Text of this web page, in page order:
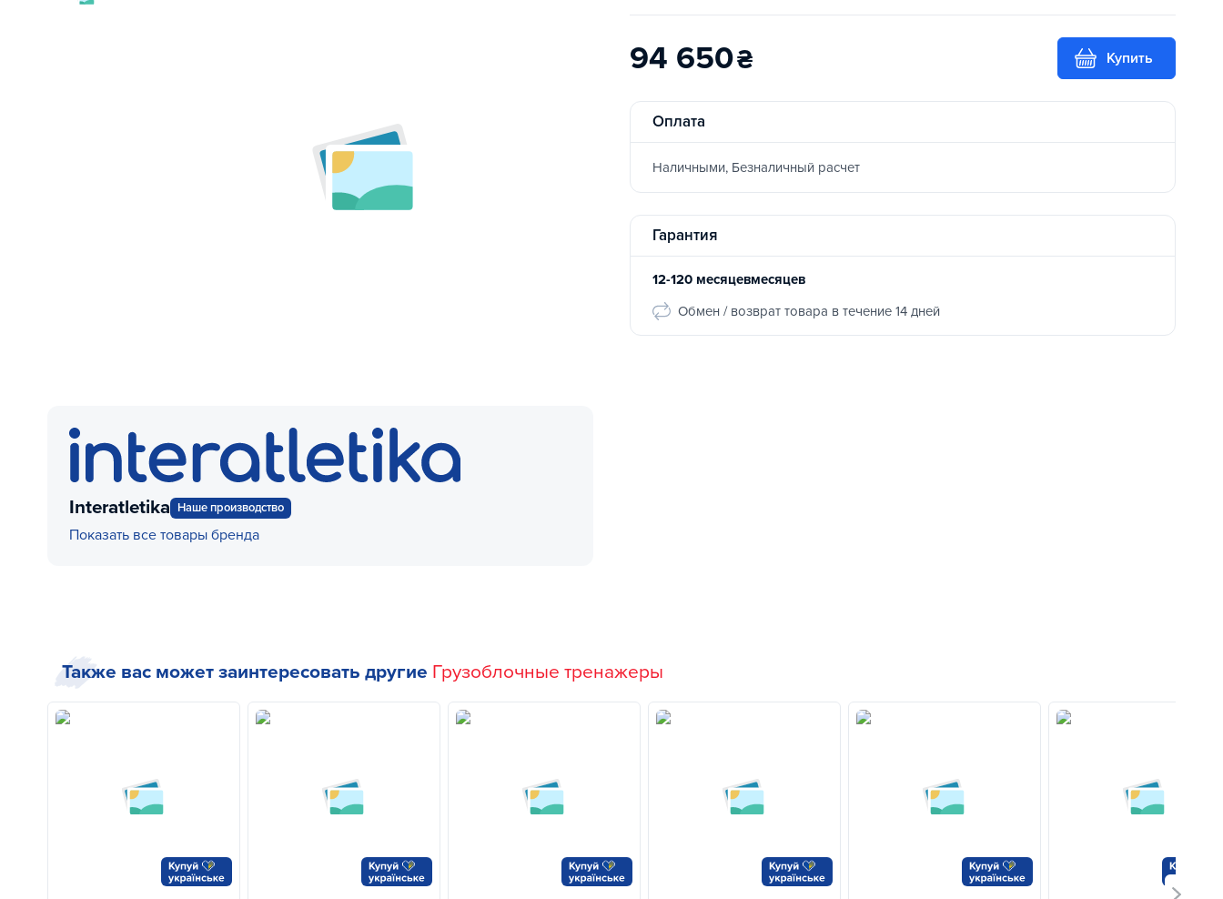
Interatletika Наше производство
Показать все товары бренда
94 650₴ Купить
Оплата
Наличными, Безналичный расчет
Гарантия
12-120 месяцевмесяцев
Обмен / возврат товара в течение 14 дней
Также вас может заинтересовать другие Грузоблочные тренажеры